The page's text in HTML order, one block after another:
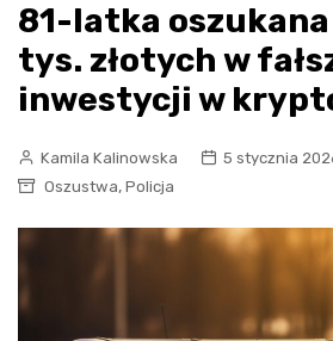
81-latka
tys. złotych w
inwestycji w
Kamila Kalinowska
5 stycznia
Oszustwa, Policja